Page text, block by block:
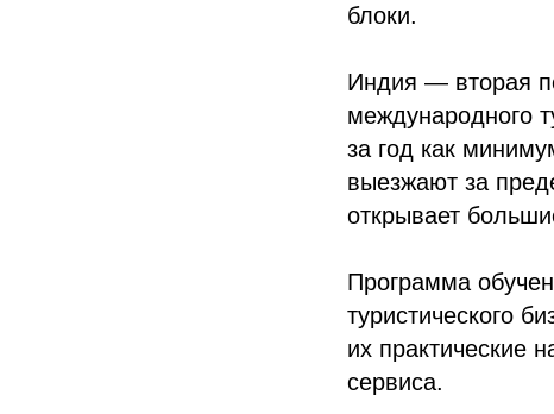
блоки.
Индия — вторая
международного
за год как
выезжают за
открывает
Программа
туристического
их практические
сервиса.